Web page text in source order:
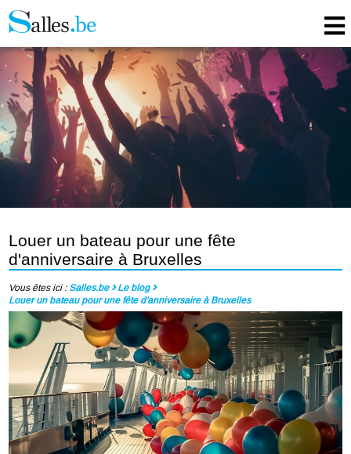
Louer un bateau pour une fête
d'anniversaire à Bruxelles
Vous êtes ici : Salles.be
Le blog
Louer un bateau pour une fête d'anniversaire à Bruxelles